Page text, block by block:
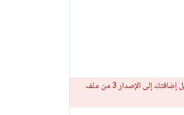
لتحويل إضافتك إلى الإصدار 3 من ملف